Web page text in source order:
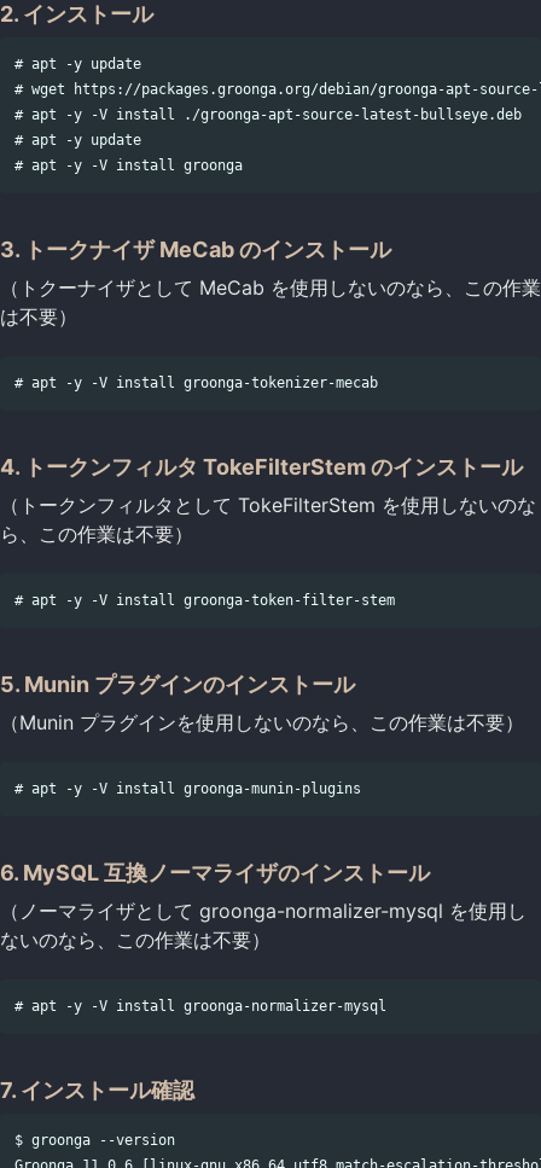
2. インストール
# apt -y update
# wget https://packages.groonga.org/debian/groonga-apt-
# apt -y -V install ./groonga-apt-source-latest-bullseye.deb
# apt -y update
3. トークナイザ MeCab のインストール
（トクーナイザとして MeCab を使用しないのなら、この作業
は不要）
4. トークンフィルタ TokeFilterStem のインストール
（トークンフィルタとして TokeFilterStem を使用しないのな
ら、この作業は不要）
5. Munin プラグインのインストール
（Munin プラグインを使用しないのなら、この作業は不要）
6. MySQL 互換ノーマライザのインストール
（ノーマライザとして groonga-normalizer-mysql を使用し
ないのなら、この作業は不要）
7. インストール確認
$ groonga --version